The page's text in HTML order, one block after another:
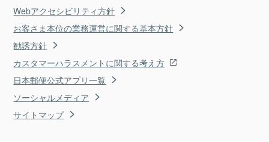
Webアクセシビリティ方針
お客さま本位の業務運営に関する基本方針
勧誘方針
カスタマーハラスメントに関する考え方
日本郵便公式アプリ一覧
ソーシャルメディア
サイトマップ